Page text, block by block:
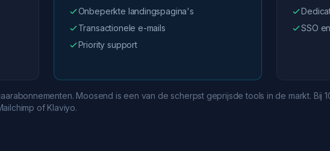
Onbeperkte landingspagina's
Transactionele e-mails
Priority support
SSO
Moosend is een van de scherpst geprijsde tools in de markt. Bij
of Klaviyo.